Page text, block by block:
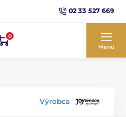
02 33 527 669
0
Menu
Výrobca